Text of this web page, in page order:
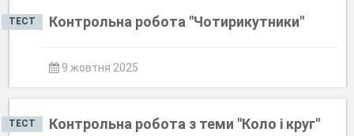
ТЕСТ Контрольна робота "Чотирикутники"
9 жовтня 2025
ТЕСТ Контрольна робота з теми "Коло і круг"